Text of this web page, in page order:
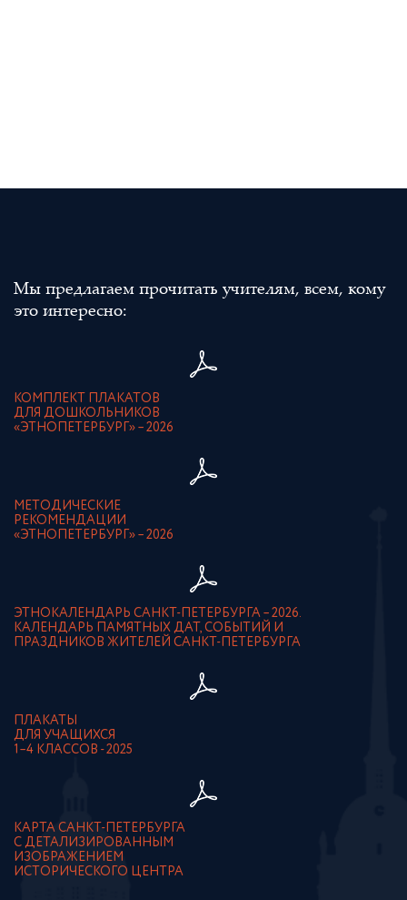
Мы предлагаем прочитать учителям, всем, кому
это интересно:
КОМПЛЕКТ ПЛАКАТОВ
ДЛЯ ДОШКОЛЬНИКОВ
«ЭТНОПЕТЕРБУРГ» – 2026
МЕТОДИЧЕСКИЕ
РЕКОМЕНДАЦИИ
«ЭТНОПЕТЕРБУРГ» – 2026
ЭТНОКАЛЕНДАРЬ САНКТ-ПЕТЕРБУРГА – 2026.
КАЛЕНДАРЬ ПАМЯТНЫХ ДАТ, СОБЫТИЙ И
ПРАЗДНИКОВ ЖИТЕЛЕЙ САНКТ-ПЕТЕРБУРГА
ПЛАКАТЫ
ДЛЯ УЧАЩИХСЯ
1–4 КЛАССОВ - 2025
КАРТА САНКТ-ПЕТЕРБУРГА
С ДЕТАЛИЗИРОВАННЫМ
ИЗОБРАЖЕНИЕМ
ИСТОРИЧЕСКОГО ЦЕНТРА